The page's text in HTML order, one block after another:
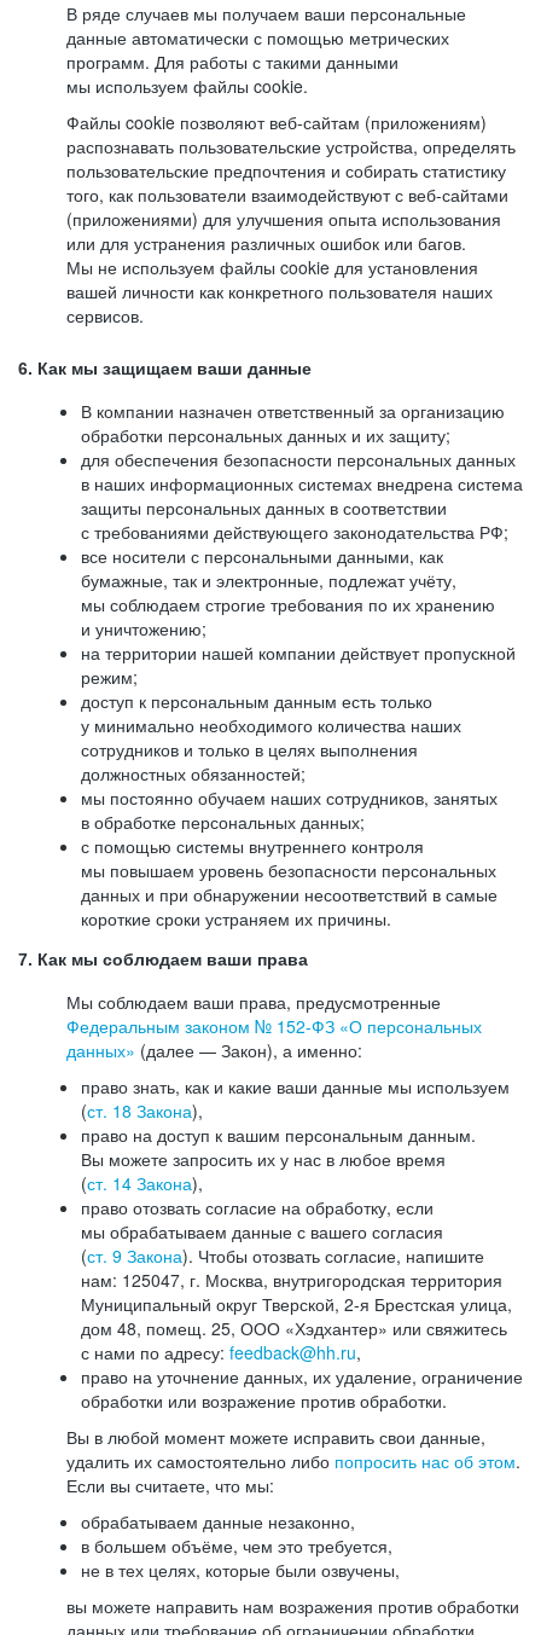
В ряде случаев мы получаем ваши персональные
данные автоматически с помощью метрических
программ. Для работы с такими данными
мы используем файлы cookie.
Файлы cookie позволяют веб-сайтам (приложениям)
распознавать пользовательские устройства, определять
пользовательские предпочтения и собирать статистику
того, как пользователи взаимодействуют с веб-сайтами
(приложениями) для улучшения опыта использования
или для устранения различных ошибок или багов.
Мы не используем файлы cookie для установления
вашей личности как конкретного пользователя наших
сервисов.
6. Как мы защищаем ваши данные
В компании назначен ответственный за организацию
обработки персональных данных и их защиту;
для обеспечения безопасности персональных данных
в наших информационных системах внедрена система
защиты персональных данных в соответствии
с требованиями действующего законодательства РФ;
все носители с персональными данными, как
бумажные, так и электронные, подлежат учёту,
мы соблюдаем строгие требования по их хранению
и уничтожению;
на территории нашей компании действует пропускной
режим;
доступ к персональным данным есть только
у минимально необходимого количества наших
сотрудников и только в целях выполнения
должностных обязанностей;
мы постоянно обучаем наших сотрудников, занятых
в обработке персональных данных;
с помощью системы внутреннего контроля
мы повышаем уровень безопасности персональных
данных и при обнаружении несоответствий в самые
короткие сроки устраняем их причины.
7. Как мы соблюдаем ваши права
Мы соблюдаем ваши права, предусмотренные
Федеральным законом № 152-ФЗ «О персональных
данных» (далее — Закон), а именно:
право знать, как и какие ваши данные мы используем
(ст. 18 Закона),
право на доступ к вашим персональным данным.
Вы можете запросить их у нас в любое время
(ст. 14 Закона),
право отозвать согласие на обработку, если
мы обрабатываем данные с вашего согласия
(ст. 9 Закона). Чтобы отозвать согласие, напишите
нам: 125047, г. Москва, внутригородская территория
Муниципальный округ Тверской, 2-я Брестская улица,
дом 48, помещ. 25, ООО «Хэдхантер» или свяжитесь
с нами по адресу: feedback@hh.ru,
право на уточнение данных, их удаление, ограничение
обработки или возражение против обработки.
Вы в любой момент можете исправить свои данные,
удалить их самостоятельно либо попросить нас об этом.
Если вы считаете, что мы:
обрабатываем данные незаконно,
в большем объёме, чем это требуется,
не в тех целях, которые были озвучены,
вы можете направить нам возражения против обработки
данных или требование об ограничении обработки